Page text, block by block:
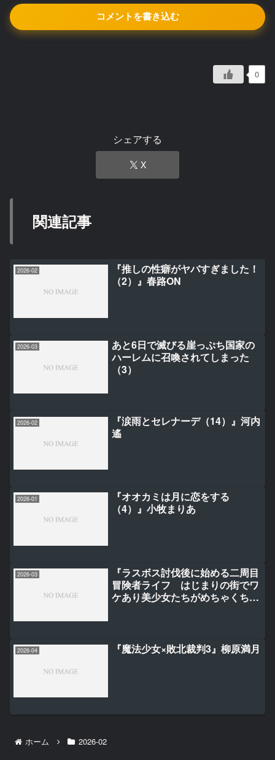
コメントを書き込む
0
シェアする
X
関連記事
2026-02
『推しの性癖がヤバすぎました！
（2）』春路ON
2026-03
あと6日で滅びる崖っぷち国家の
ハーレムに召喚されてしまった
（3）
2026-02
『涙雨とセレナーデ（14）』河内
遙
2026-01
『オオカミは月に恋をする
（4）』小牧まりあ
2026-03
『ラスボス討伐後に始める二周目
冒険者ライフ はじまりの街でワ
ケあり美少女たちがめちゃくちゃ
2026-04 『魔法少女×敗北裁判3』柳原満月
ホーム 2026-02